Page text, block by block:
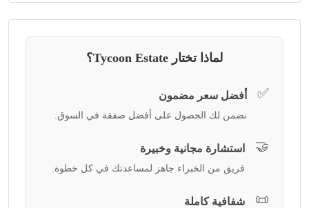
لماذا تختار Tycoon Estate؟
✅ أفضل سعر مضمون
نضمن لك الحصول على أفضل صفقة في السوق.
🤝 استشارة مجانية وخبيرة
فريق من الخبراء جاهز لمساعدتك في كل خطوة.
📜 شفافية كاملة